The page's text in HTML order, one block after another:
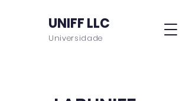
UNIFF LLC
Universidade